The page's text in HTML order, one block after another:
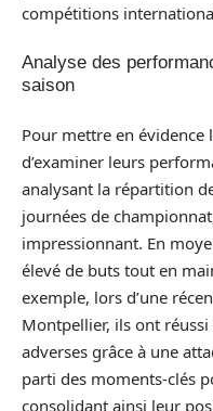
compétitions
Analyse des
saison
Pour mettre en évidence
d’examiner leurs
analysant la répartition
journées de
impressionnant. En
élevé de buts tout en
exemple, lors d’une
Montpellier, ils ont
adverses grâce à une
parti des moments-clés
consolidant ainsi leur